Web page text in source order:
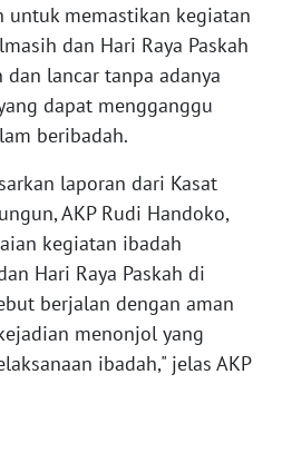
memastikan kegiatan
dan Hari Raya Paskah
lancar tanpa adanya
dapat mengganggu
beribadah.
laporan dari Kasat
AKP Rudi Handoko,
kegiatan ibadah
Hari Raya Paskah di
berjalan dengan aman
menonjol yang
ibadah," jelas AKP